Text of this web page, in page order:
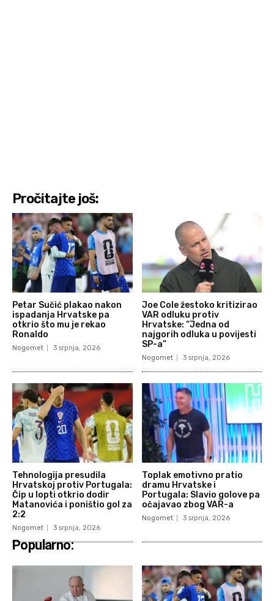
Pročitajte još:
Petar Sučić plakao nakon
ispadanja Hrvatske pa
otkrio što mu je rekao
Ronaldo
Nogomet 3 srpnja, 2026
Joe Cole žestoko kritizirao
VAR odluku protiv
Hrvatske: “Jedna od
najgorih odluka u povijesti
SP-a”
Nogomet 3 srpnja, 2026
Tehnologija presudila
Hrvatskoj protiv Portugala:
Čip u lopti otkrio dodir
Matanovića i poništio gol za
2:2
Nogomet 3 srpnja, 2026
Toplak emotivno pratio
dramu Hrvatske i
Portugala: Slavio golove pa
očajavao zbog VAR-a
Nogomet 3 srpnja, 2026
Popularno: